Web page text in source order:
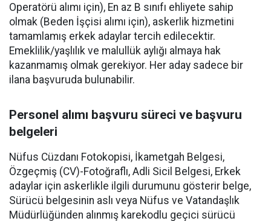
Operatörü alımı için), En az B sınıfı ehliyete sahip
olmak (Beden İşçisi alımı için), askerlik hizmetini
tamamlamış erkek adaylar tercih edilecektir.
Emeklilik/yaşlılık ve malullük aylığı almaya hak
kazanmamış olmak gerekiyor. Her aday sadece bir
ilana başvuruda bulunabilir.
Personel alımı başvuru süreci ve başvuru
belgeleri
Nüfus Cüzdanı Fotokopisi, İkametgah Belgesi,
Özgeçmiş (CV)-Fotoğraflı, Adli Sicil Belgesi, Erkek
adaylar için askerlikle ilgili durumunu gösterir belge,
Sürücü belgesinin aslı veya Nüfus ve Vatandaşlık
Müdürlüğünden alınmış karekodlu geçici sürücü